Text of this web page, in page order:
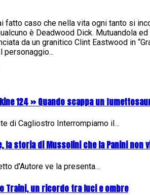
fatto caso che nella vita ogni tanto si
è Deadwood Dick. Mutuandola
da un granitico Clint Eastwood in
personaggio...
124 » Quando scappa un
di Cagliostro Interrompiamo il…
la storia di Mussolini che la Panini non
d'Autore ve la presenta…
Traini, un ricordo tra luci e ombre